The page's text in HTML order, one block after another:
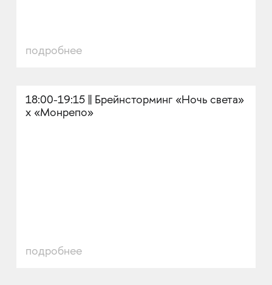
подробнее
18:00-19:15 || Брейнсторминг «Ночь света»
x «Монрепо»
подробнее